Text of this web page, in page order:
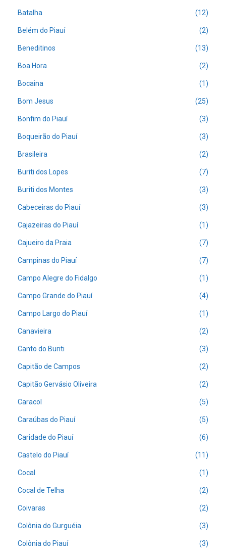
Batalha (12)
Belém do Piauí (2)
Beneditinos (13)
Boa Hora (2)
Bocaina (1)
Bom Jesus (25)
Bonfim do Piauí (3)
Boqueirão do Piauí (3)
Brasileira (2)
Buriti dos Lopes (7)
Buriti dos Montes (3)
Cabeceiras do Piauí (3)
Cajazeiras do Piauí (1)
Cajueiro da Praia (7)
Campinas do Piauí (7)
Campo Alegre do Fidalgo (1)
Campo Grande do Piauí (4)
Campo Largo do Piauí (1)
Canavieira (2)
Canto do Buriti (3)
Capitão de Campos (2)
Capitão Gervásio Oliveira (2)
Caracol (5)
Caraúbas do Piauí (5)
Caridade do Piauí (6)
Castelo do Piauí (11)
Cocal (1)
Cocal de Telha (2)
Coivaras (2)
Colônia do Gurguéia (3)
Colônia do Piauí (3)